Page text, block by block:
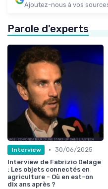
Ajoutez-nous à vos
Parole d'experts
Interview • 30/06/2025
Interview de Fabrizio Delage
: Les objets connectés en
agriculture - Où en est-on
dix ans après ?